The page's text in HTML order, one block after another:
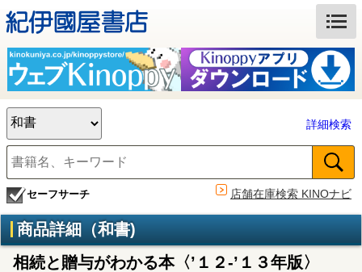
詳細検索
セーフサーチ 店舗在庫検索 KINOナビ
商品詳細（和書)
相続と贈与がわかる本〈’１２‐’１３年版〉